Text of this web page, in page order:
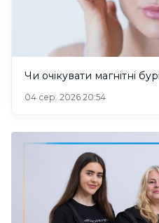
Чи очікувати магнітні
04 сер. 2026 20:54